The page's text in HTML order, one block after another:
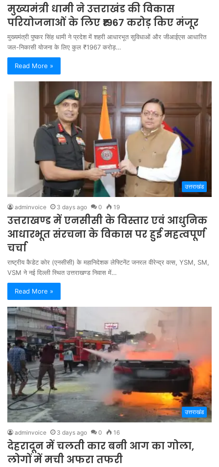
मुख्यमंत्री धामी ने उत्तराखंड की विकास
परियोजनाओं के लिए ₹1967 करोड़ किए मंजूर
मुख्यमंत्री पुष्कर सिंह धामी ने प्रदेश में शहरी आधारभूत सुविधाओं और जीआईएस आधारित
जल-निकासी योजना के लिए कुल ₹1967 करोड़…
Read More »
उत्तराखंड
adminvoice 3 days ago 0 19
उत्तराखण्ड में एनसीसी के विस्तार एवं आधुनिक
आधारभूत संरचना के विकास पर हुई महत्वपूर्ण
चर्चा
राष्ट्रीय कैडेट कोर (एनसीसी) के महानिदेशक लेफ्टिनेंट जनरल वीरेन्द्र वत्स, YSM, SM,
VSM ने नई दिल्ली स्थित उत्तराखण्ड निवास में…
Read More »
उत्तराखंड
adminvoice 3 days ago 0 16
देहरादून में चलती कार बनी आग का गोला,
लोगों में मची अफरा तफरी